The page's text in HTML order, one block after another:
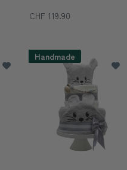
CHF 119.90
Handmade